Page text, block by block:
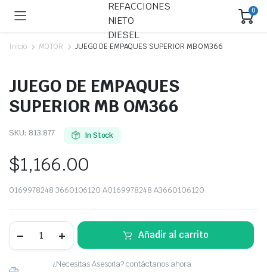
0
Inicio MOTOR JUEGO DE EMPAQUES SUPERIOR MB OM366
JUEGO DE EMPAQUES
SUPERIOR MB OM366
SKU: 813.877 In Stock
$1,166.00
0169978248 3660106120 A0169978248 A3660106120
Añadir al carrito
¿Necesitas Asesoría? contáctanos ahora